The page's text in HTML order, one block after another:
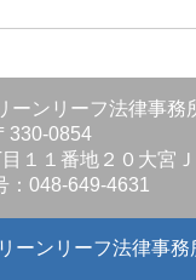
ーンリーフ法律事務
330-0854
１１番地２０大宮
：048-649-4631
ーンリーフ法律事務